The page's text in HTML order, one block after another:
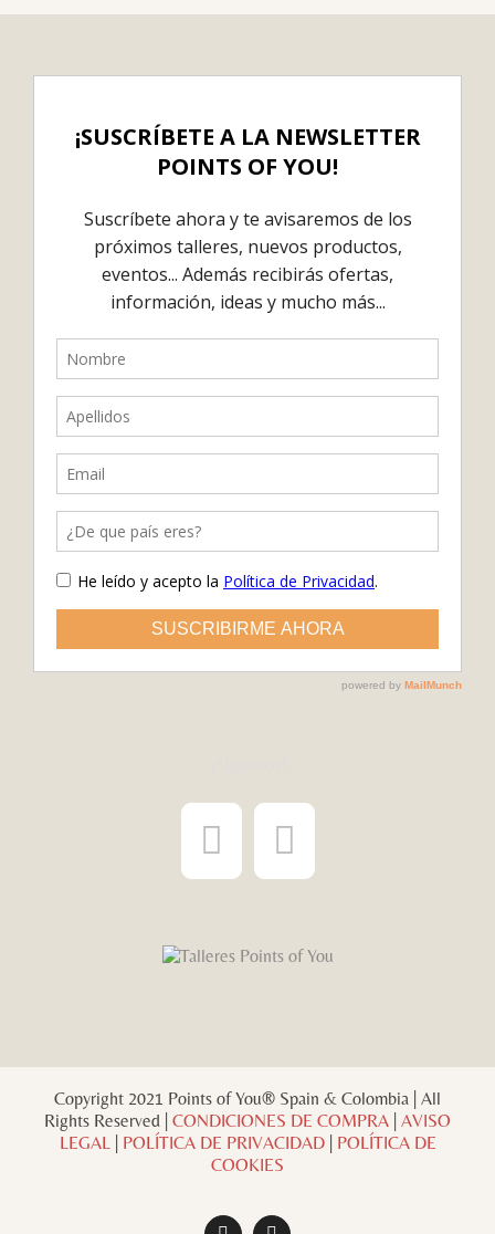
Copyright 2021 Points of You® Spain & Colombia | All
Rights Reserved | CONDICIONES DE COMPRA AVISO
LEGAL| POLÍTICA DE PRIVACIDAD| POLÍTICA DE
COOKIES